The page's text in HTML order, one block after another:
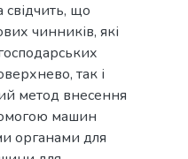
свідчить, що
чинників, які
так і
метод внесення
машин
органами для